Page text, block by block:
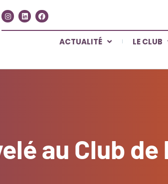
ACTUALITÉ LE CLUB
au Club de